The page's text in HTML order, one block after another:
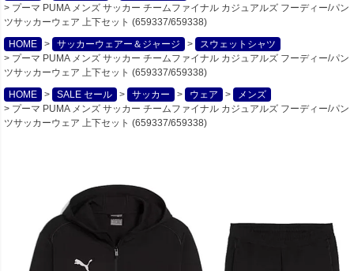
プーマ PUMA メンズ サッカー チームファイナル カジュアルズ フーディー/パン
ツサッカーウェア 上下セット (659337/659338)
HOME
サッカーウェアー＆ジャージ
スウェットシャツ
プーマ PUMA メンズ サッカー チームファイナル カジュアルズ フーディー/パン
ツサッカーウェア 上下セット (659337/659338)
HOME
SALE セール サッカー ウェア
メンズ
プーマ PUMA メンズ サッカー チームファイナル カジュアルズ フーディー/パン
ツサッカーウェア 上下セット (659337/659338)